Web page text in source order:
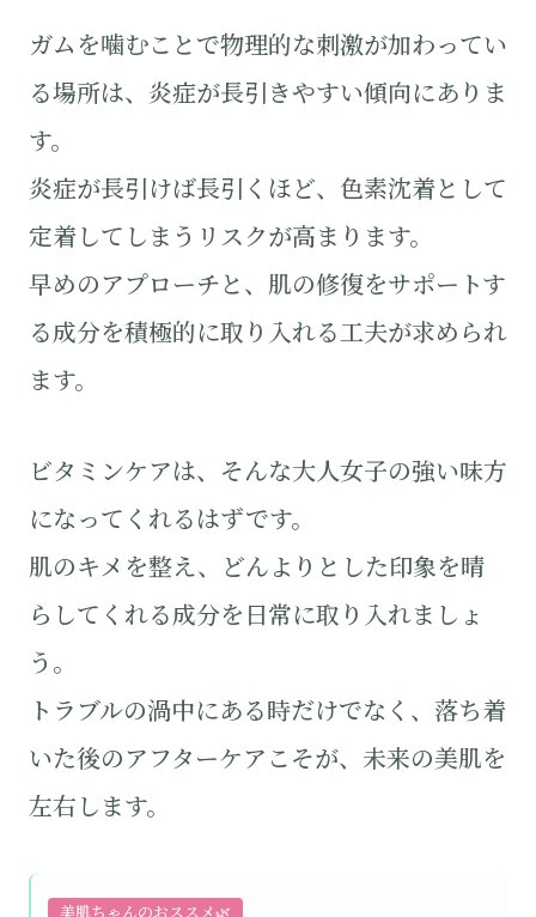
ガムを噛むことで物理的な刺激が加わってい
る場所は、炎症が長引きやすい傾向にありま
す。
炎症が長引けば長引くほど、色素沈着として
定着してしまうリスクが高まります。
早めのアプローチと、肌の修復をサポートす
る成分を積極的に取り入れる工夫が求められ
ます。
ビタミンケアは、そんな大人女子の強い味方
になってくれるはずです。
肌のキメを整え、どんよりとした印象を晴
らしてくれる成分を日常に取り入れましょ
う。
トラブルの渦中にある時だけでなく、落ち着
いた後のアフターケアこそが、未来の美肌を
左右します。
美肌ちゃんのおススメ🌿